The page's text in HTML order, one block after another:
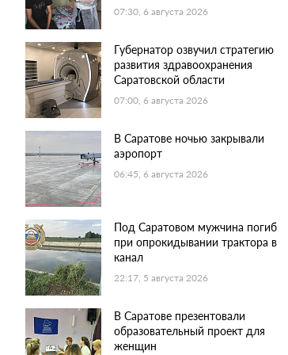
07:30, 6 августа 2026
Губернатор озвучил стратегию
развития здравоохранения
Саратовской области
07:00, 6 августа 2026
В Саратове ночью закрывали
аэропорт
06:45, 6 августа 2026
Под Саратовом мужчина погиб
при опрокидывании трактора в
канал
22:17, 5 августа 2026
В Саратове презентовали
образовательный проект для
женщин